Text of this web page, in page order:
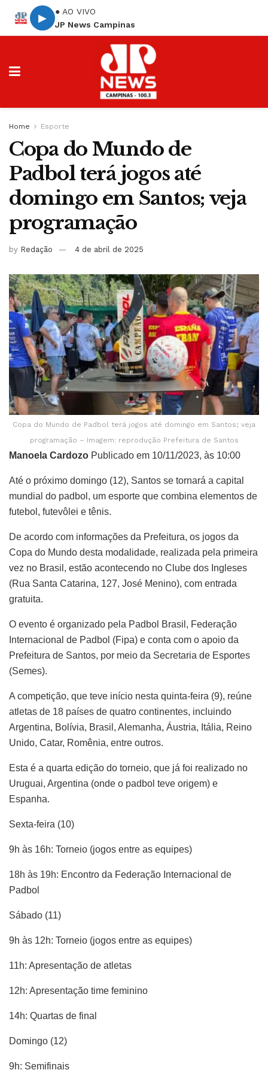
▶
● AO VIVO
JP News Campinas
Home Esporte
Copa do Mundo de
Padbol terá jogos até
domingo em Santos; veja
programação
by Redação 4 de abril de 2025
Copa do Mundo de Padbol terá jogos até domingo em Santos; veja
programação – Imagem: reprodução Prefeitura de Santos
Manoela Cardozo Publicado em 10/11/2023, às 10:00
Até o próximo domingo (12), Santos se tornará a capital
mundial do padbol, um esporte que combina elementos de
futebol, futevôlei e tênis.
De acordo com informações da Prefeitura, os jogos da
Copa do Mundo desta modalidade, realizada pela primeira
vez no Brasil, estão acontecendo no Clube dos Ingleses
(Rua Santa Catarina, 127, José Menino), com entrada
gratuita.
O evento é organizado pela Padbol Brasil, Federação
Internacional de Padbol (Fipa) e conta com o apoio da
Prefeitura de Santos, por meio da Secretaria de Esportes
(Semes).
A competição, que teve início nesta quinta-feira (9), reúne
atletas de 18 países de quatro continentes, incluindo
Argentina, Bolívia, Brasil, Alemanha, Áustria, Itália, Reino
Unido, Catar, Romênia, entre outros.
Esta é a quarta edição do torneio, que já foi realizado no
Uruguai, Argentina (onde o padbol teve origem) e
Espanha.
Sexta-feira (10)
9h às 16h: Torneio (jogos entre as equipes)
18h às 19h: Encontro da Federação Internacional de
Padbol
Sábado (11)
9h às 12h: Torneio (jogos entre as equipes)
11h: Apresentação de atletas
12h: Apresentação time feminino
14h: Quartas de final
Domingo (12)
9h: Semifinais